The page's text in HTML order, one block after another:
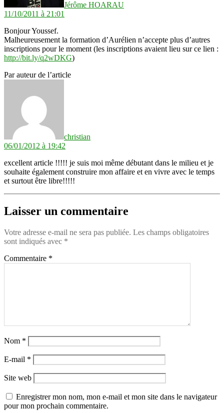
Jérôme HOARAU
11/10/2011 à 21:01
Bonjour Youssef.
Malheureusement la formation d’Aurélien n’accepte plus d’autres
inscriptions pour le moment (les inscriptions avaient lieu sur ce lien :
http://bit.ly/q2wDKG)
Par auteur de l’article
christian
06/01/2012 à 19:42
excellent article !!!!! je suis moi même débutant dans le milieu et je
souhaite également construire mon affaire et en vivre avec le temps
et surtout être libre!!!!!
Laisser un commentaire
Votre adresse e-mail ne sera pas publiée. Les champs obligatoires
sont indiqués avec *
Commentaire *
Nom *
E-mail *
Site web
Enregistrer mon nom, mon e-mail et mon site dans le navigateur
pour mon prochain commentaire.